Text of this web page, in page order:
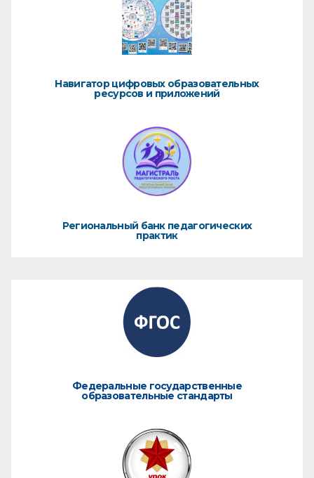
Навигатор цифровых образовательных
ресурсов и приложений
Региональный банк педагогических
практик
Федеральные государственные
образовательные стандарты